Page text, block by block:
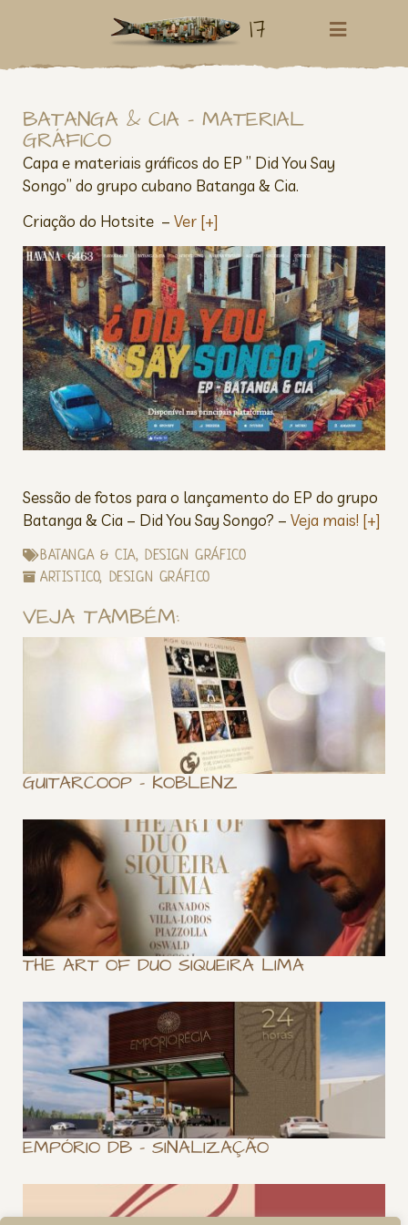
17
BATANGA & CIA – MATERIAL
GRÁFICO
Capa e materiais gráficos do EP ” Did You Say
Songo” do grupo cubano Batanga & Cia.
Criação do Hotsite – Ver [+]
Sessão de fotos para o lançamento do EP do grupo
Batanga & Cia – Did You Say Songo? – Veja mais! [+]
BATANGA & CIA,DESIGN GRÁFICO
ARTISTICO, DESIGN GRÁFICO
VEJA TAMBÉM:
GUITARCOOP – KOBLENZ
THE ART OF DUO SIQUEIRA LIMA
EMPÓRIO DB – SINALIZAÇÃO